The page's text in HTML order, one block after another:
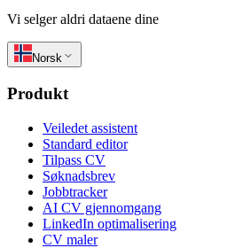
Vi selger aldri dataene dine
Norsk
Produkt
Veiledet assistent
Standard editor
Tilpass CV
Søknadsbrev
Jobbtracker
AI CV gjennomgang
LinkedIn optimalisering
CV maler